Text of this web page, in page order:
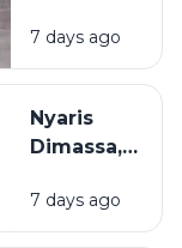
Warga
Mojokerto,
Simpan
Sabu di
7 days ago
Nyaris
Dimassa,
Rokok di
Bangkalan
7 days ago